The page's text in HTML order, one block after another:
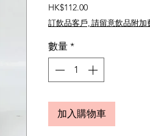
HK$112.00價
格
訂飲品客戶, 請留意飲品附加
數量 *
加入購物車